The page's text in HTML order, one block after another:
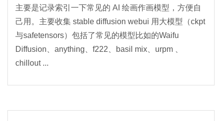
主要是记录索引一下常见的 AI 绘画作画模型，方便自
己用。主要收集 stable diffusion webui 用大模型（ckpt
与safetensors）包括了常见的模型比如的Waifu
Diffusion、anything、f222、basil mix、urpm 、
chillout ...